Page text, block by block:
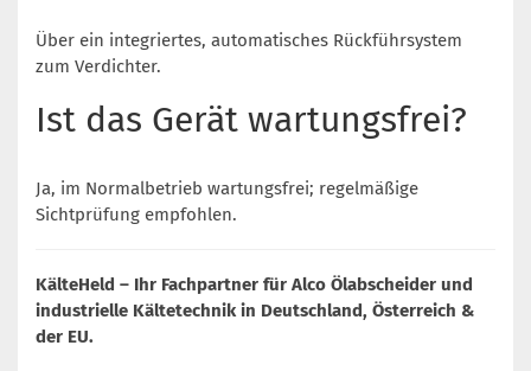
Über ein integriertes, automatisches Rückführsystem
zum Verdichter.
Ist das Gerät wartungsfrei?
Ja, im Normalbetrieb wartungsfrei; regelmäßige
Sichtprüfung empfohlen.
KälteHeld – Ihr Fachpartner für Alco Ölabscheider und
industrielle Kältetechnik in Deutschland, Österreich &
der EU.